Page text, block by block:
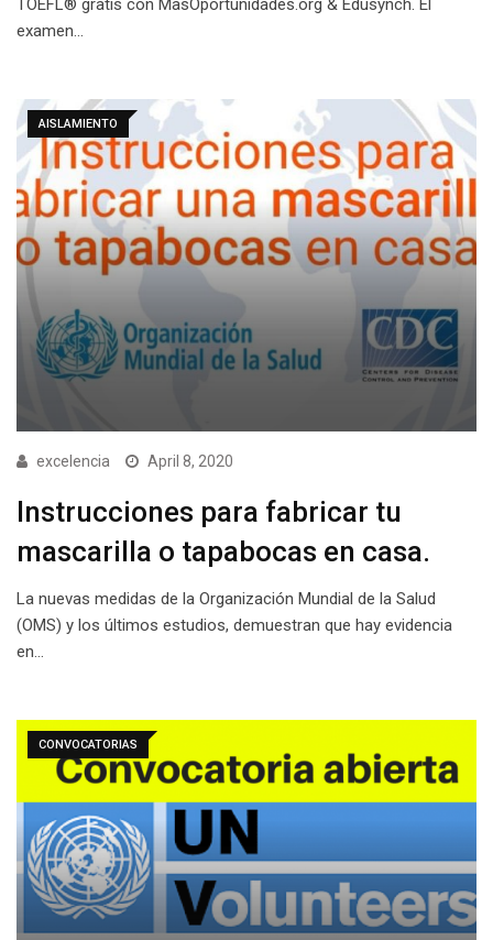
TOEFL® gratis con MasOportunidades.org & Edusynch. El
examen…
AISLAMIENTO
excelencia April 8, 2020
Instrucciones para fabricar tu
mascarilla o tapabocas en casa.
La nuevas medidas de la Organización Mundial de la Salud
(OMS) y los últimos estudios, demuestran que hay evidencia
en…
CONVOCATORIAS